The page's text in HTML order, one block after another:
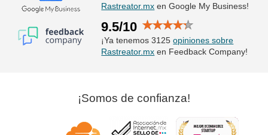
Rastreator.mx en Google My Business!
9.5/10
¡Ya tenemos 3125opiniones sobre
Rastreator.mx en Feedback Company!
¡Somos de confianza!